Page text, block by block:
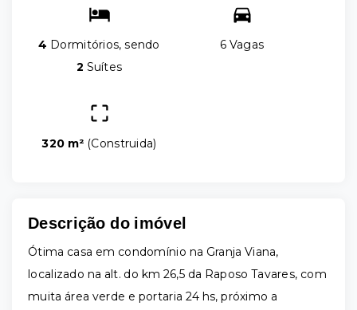
4 Dormitórios, sendo
2 Suítes
6 Vagas
320 m² (Construida)
Descrição do imóvel
Ótima casa em condomínio na Granja Viana,
localizado na alt. do km 26,5 da Raposo Tavares, com
muita área verde e portaria 24 hs, próximo a